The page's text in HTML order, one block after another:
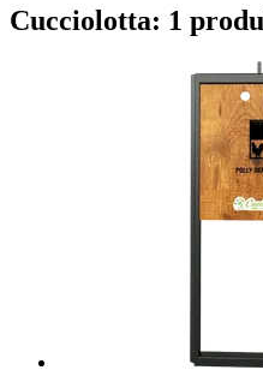
Cucciolotta: 1